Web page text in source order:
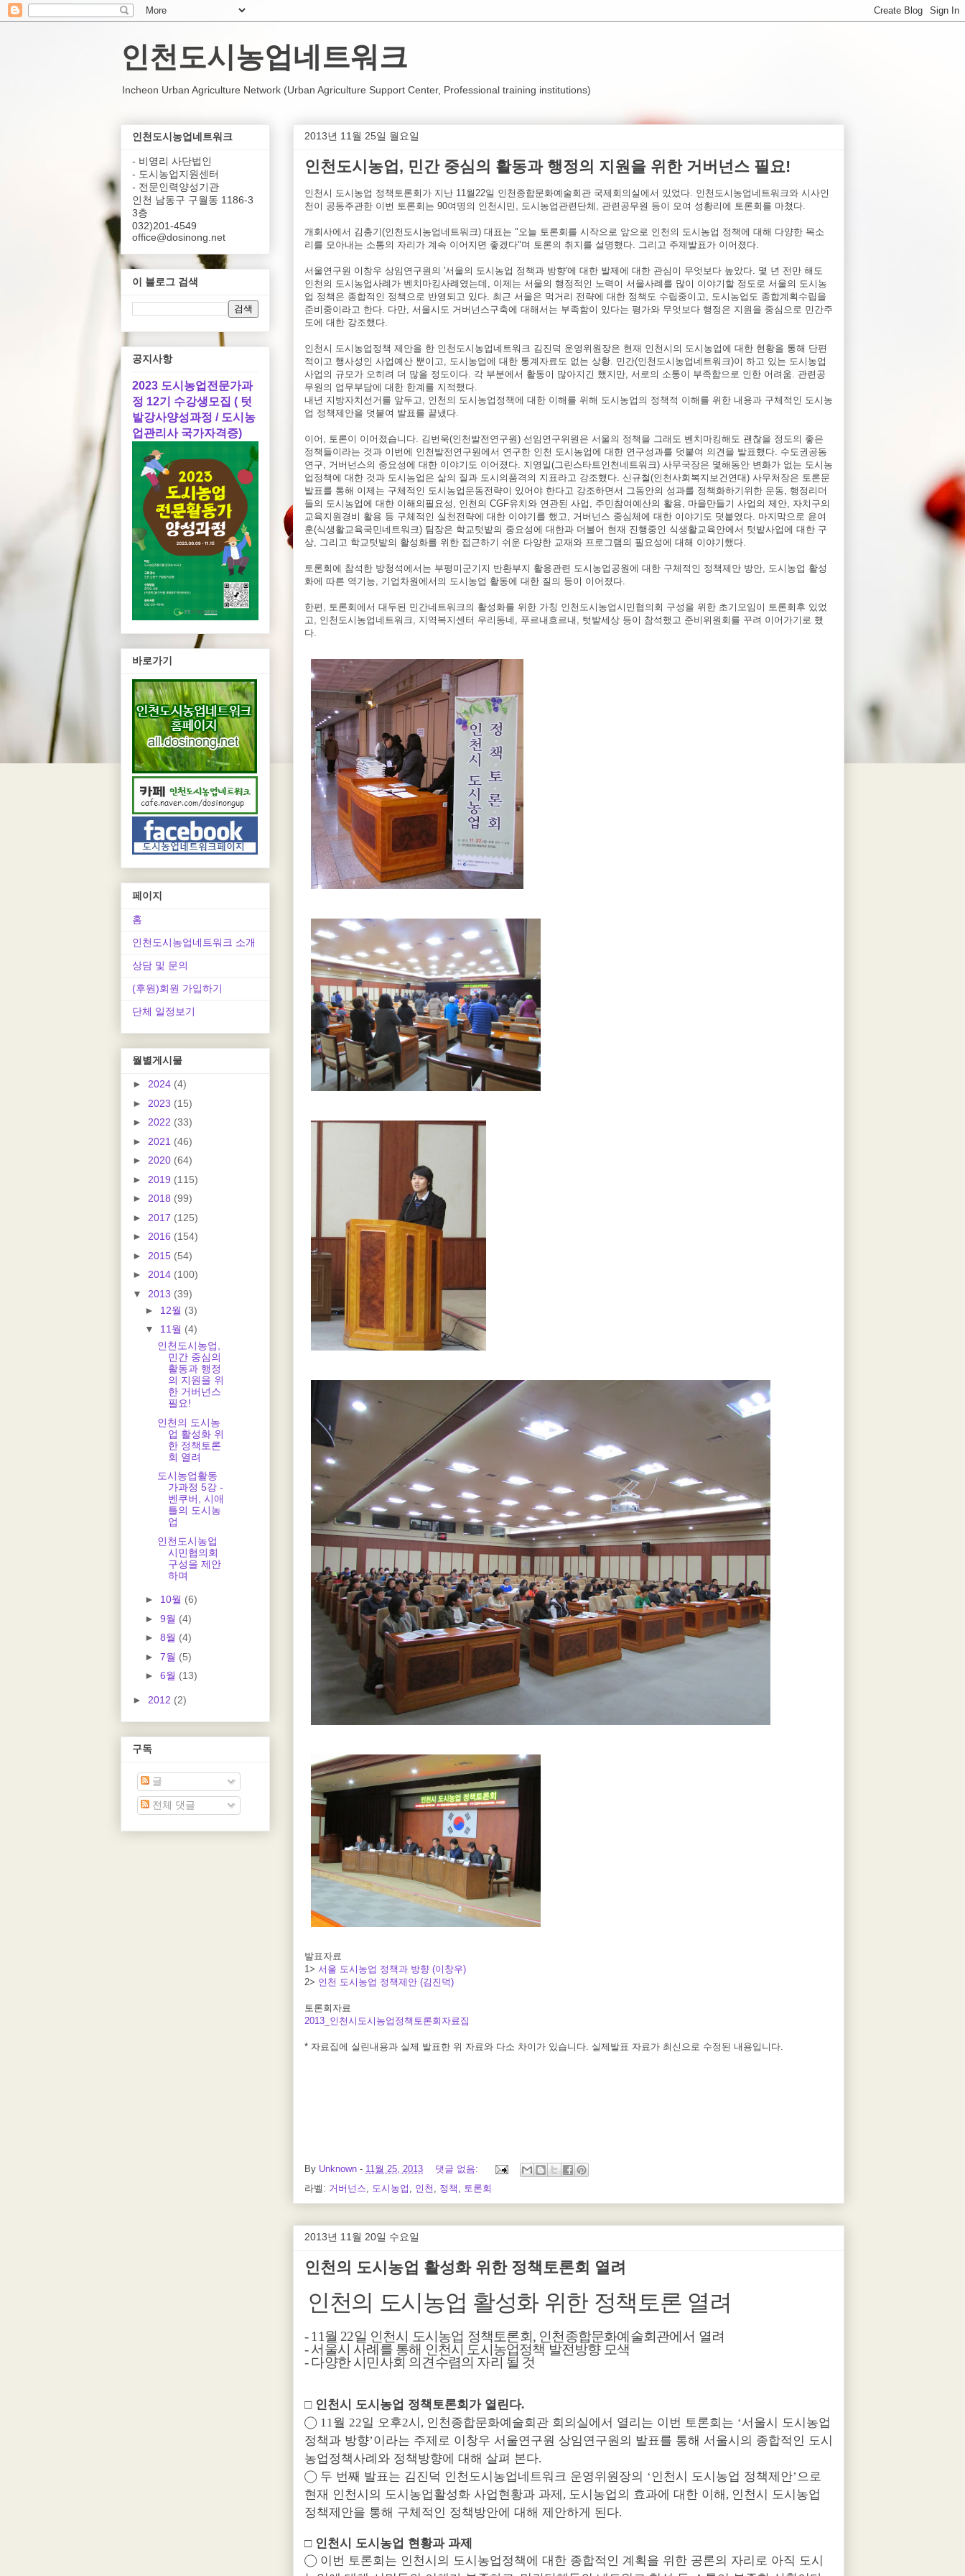
인천도시농업네트워크
Incheon Urban Agriculture Network (Urban Agriculture Support Center, Professional training institutions)
2013년 11월 25일 월요일
인천도시농업, 민간 중심의 활동과 행정의 지원을 위한 거버넌스 필요!
인천시 도시농업 정책토론회가 지난 11월22일 인천종합문화예술회관 국제회의실에서 있었다. 인천도시농업네트워크와 시사인
천이 공동주관한 이번 토론회는 90여명의 인천시민, 도시농업관련단체, 관련공무원 등이 모여 성황리에 토론회를 마쳤다.
개회사에서 김충기(인천도시농업네트워크) 대표는 "오늘 토론회를 시작으로 앞으로 인천의 도시농업 정책에 대해 다양한 목소
리를 모아내는 소통의 자리가 계속 이어지면 좋겠다"며 토론의 취지를 설명했다. 그리고 주제발표가 이어졌다.
서울연구원 이창우 상임연구원의 '서울의 도시농업 정책과 방향'에 대한 발제에 대한 관심이 무엇보다 높았다. 몇 년 전만 해도
인천의 도시농업사례가 벤치마킹사례였는데, 이제는 서울의 행정적인 노력이 서울사례를 많이 이야기할 정도로 서울의 도시농
업 정책은 종합적인 정책으로 반영되고 있다. 최근 서울은 먹거리 전략에 대한 정책도 수립중이고, 도시농업도 종합계획수립을
준비중이라고 한다. 다만, 서울시도 거버넌스구축에 대해서는 부족함이 있다는 평가와 무엇보다 행정은 지원을 중심으로 민간주
도에 대한 강조했다.
인천시 도시농업정책 제안을 한 인천도시농업네트워크 김진덕 운영위원장은 현재 인천시의 도시농업에 대한 현황을 통해 단편
적이고 행사성인 사업예산 뿐이고, 도시농업에 대한 통계자료도 없는 상황. 민간(인천도시농업네트워크)이 하고 있는 도시농업
사업의 규모가 오히려 더 많을 정도이다. 각 부분에서 활동이 많아지긴 했지만, 서로의 소통이 부족함으로 인한 어려움. 관련공
무원의 업무부담에 대한 한계를 지적했다.
내년 지방자치선거를 앞두고, 인천의 도시농업정책에 대한 이해를 위해 도시농업의 정책적 이해를 위한 내용과 구체적인 도시농
업 정책제안을 덧붙여 발표를 끝냈다.
이어, 토론이 이어졌습니다. 김번욱(인천발전연구원) 선임연구위원은 서울의 정책을 그래도 벤치마킹해도 괜찮을 정도의 좋은
정책들이라는 것과 이번에 인천발전연구원에서 연구한 인천 도시농업에 대한 연구성과를 덧붙여 의견을 발표했다. 수도권공동
연구, 거버넌스의 중요성에 대한 이야기도 이어졌다. 지영일(그린스타트인천네트워크) 사무국장은 몇해동안 변화가 없는 도시농
업정책에 대한 것과 도시농업은 삶의 질과 도시의품격의 지표라고 강조했다. 신규철(인천사회복지보건연대) 사무처장은 토론문
발표를 통해 이제는 구체적인 도시농업운동전략이 있어야 한다고 강조하면서 그동안의 성과를 정책화하기위한 운동, 행정리더
들의 도시농업에 대한 이해의필요성, 인천의 CGF유치와 연관된 사업, 주민참여예산의 활용, 마을만들기 사업의 제안, 자치구의
교육지원경비 활용 등 구체적인 실천전략에 대한 이야기를 했고, 거버넌스 중심체에 대한 이야기도 덧붙였다. 마지막으로 윤여
훈(식생활교육국민네트워크) 팀장은 학교텃밭의 중요성에 대한과 더불어 현재 진행중인 식생활교육안에서 텃밭사업에 대한 구
상, 그리고 학교텃밭의 활성화를 위한 접근하기 쉬운 다양한 교재와 프로그램의 필요성에 대해 이야기했다.
토론회에 참석한 방청석에서는 부평미군기지 반환부지 활용관련 도시농업공원에 대한 구체적인 정책제안 방안, 도시농업 활성
화에 따른 역기능, 기업차원에서의 도시농업 활동에 대한 질의 등이 이어졌다.
한편, 토론회에서 대두된 민간네트워크의 활성화를 위한 가칭 인천도시농업시민협의회 구성을 위한 초기모임이 토론회후 있었
고, 인천도시농업네트워크, 지역복지센터 우리동네, 푸르내흐르내, 텃밭세상 등이 참석했고 준비위원회를 꾸려 이어가기로 했
다.
발표자료
1> 서울 도시농업 정책과 방향 (이창우)
2> 인천 도시농업 정책제안 (김진덕)
토론회자료
2013_인천시도시농업정책토론회자료집
* 자료집에 실린내용과 실제 발표한 위 자료와 다소 차이가 있습니다. 실제발표 자료가 최신으로 수정된 내용입니다.
By Unknown - 11월 25, 2013
댓글 없음:
라벨: 거버넌스, 도시농업 , 인천 , 정책 , 토론회
2013년 11월 20일 수요일
인천의 도시농업 활성화 위한 정책토론회 열려
인천의 도시농업 활성화 위한 정책토론 열려
- 11월 22일 인천시 도시농업 정책토론회 , 인천종합문화예술회관에서 열려
-서울시 사례를 통해 인천시 도시농업정책 발전방향 모색
-다양한 시민사회 의견수렴의 자리 될 것
□ 인천시 도시농업 정책토론회가 열린다.
◯ 11월 22일 오후2시 , 인천종합문화예술회관 회의실에서 열리는 이번 토론회는 ‘서울시 도시농업
정책과 방향’이라는 주제로 이창우 서울연구원 상임연구원의 발표를 통해 서울시의 종합적인 도시
농업정책사례와 정책방향에 대해 살펴 본다.
◯ 두 번째 발표는 김진덕 인천도시농업네트워크 운영위원장의 ‘ 인천시 도시농업 정책제안’으로
현재 인천시의 도시농업활성화 사업현황과 과제 , 도시농업의 효과에 대한 이해 , 인천시 도시농업
정책제안을 통해 구체적인 정책방안에 대해 제안하게 된다.
□ 인천시 도시농업 현황과 과제
◯ 이번 토론회는 인천시의 도시농업정책에 대한 종합적인 계획을 위한 공론의 자리로 아직 도시
인천도시농업네트워크
- 비영리 사단법인
- 도시농업지원센터
- 전문인력양성기관
인천 남동구 구월동 1186-3
3층
032)201-4549
office@dosinong.net
이 블로그 검색
공지사항
2023 도시농업전문가과
정 12기 수강생모집 ( 텃
밭강사양성과정 / 도시농
업관리사 국가자격증)
바로가기
페이지
홈
인천도시농업네트워크 소개
상담 및 문의
(후원)회원 가입하기
단체 일정보기
월별게시물
► 2024 (4)
► 2023 (15)
► 2022 (33)
► 2021 (46)
► 2020 (64)
► 2019 (115)
► 2018 (99)
► 2017 (125)
► 2016 (154)
► 2015 (54)
► 2014 (100)
▼ 2013 (39)
► 12월 (3)
▼ 11월 (4)
인천도시농업,
민간 중심의
활동과 행정
의 지원을 위
한 거버넌스
필요!
인천의 도시농
업 활성화 위
한 정책토론
회 열려
도시농업활동
가과정 5강 -
벤쿠버, 시애
틀의 도시농
업
인천도시농업
시민협의회
구성을 제안
하며
► 10월 (6)
► 9월 (4)
► 8월 (4)
► 7월 (5)
► 6월 (13)
► 2012 (2)
구독
글
전체 댓글